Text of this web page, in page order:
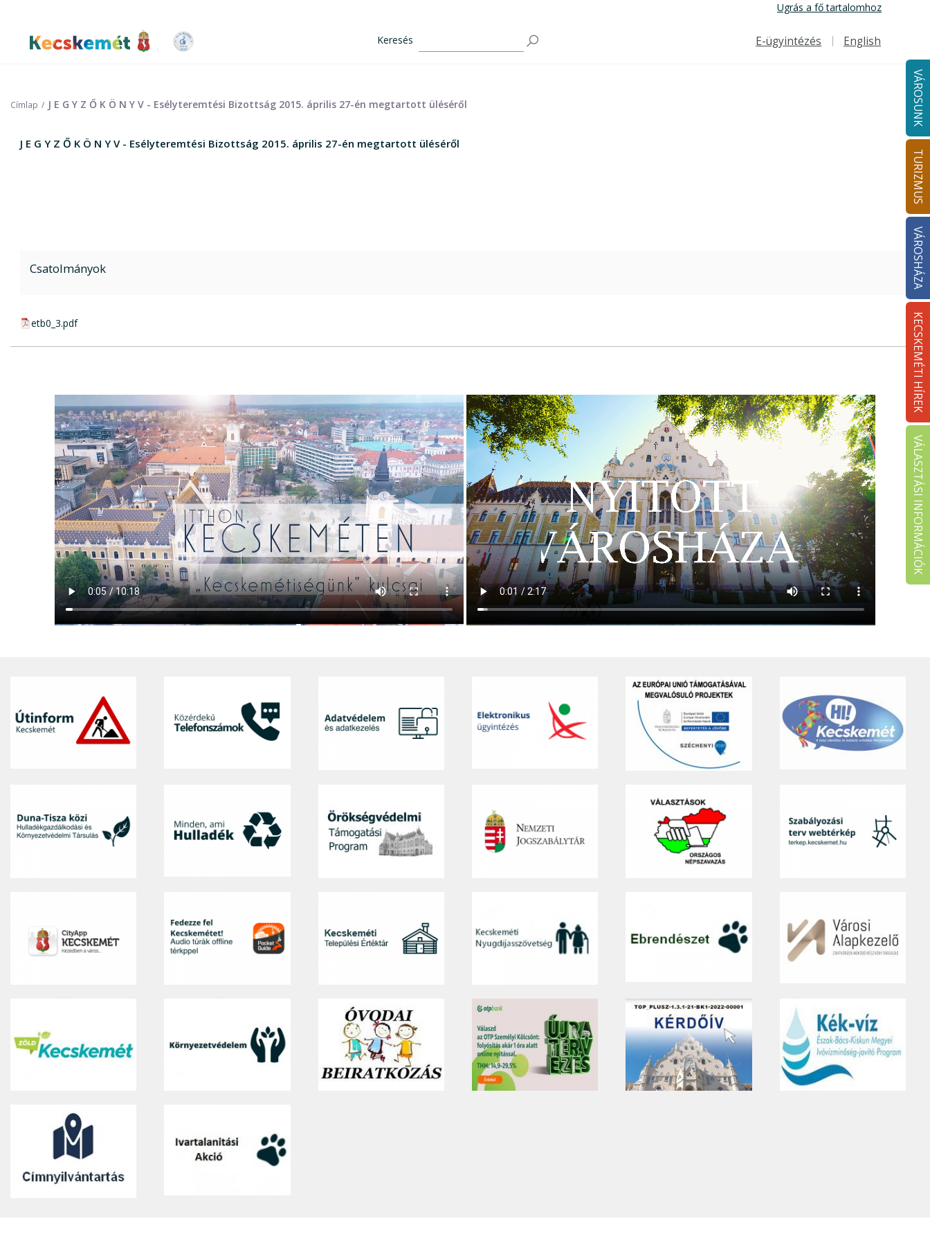
tartalomra
Ugrás a fő tartalomhoz
Kecskemét Város Honlapja
Keresés
Felső navigáció
E-ügyintézés English
VÁROSUNK
TURIZMUS
VÁROSHÁZA
KECSKEMÉTI HÍREK
VÁLASZTÁSI INFORMÁCIÓK
Címlap J E G Y Z Ő K Ö N Y V - Esélyteremtési Bizottság 2015. április 27-én megtartott üléséről
J E G Y Z Ő K Ö N Y V - Esélyteremtési Bizottság 2015. április 27-én megtartott üléséről
Csatolmányok
pdf csatolmány:
etb0_3.pdf